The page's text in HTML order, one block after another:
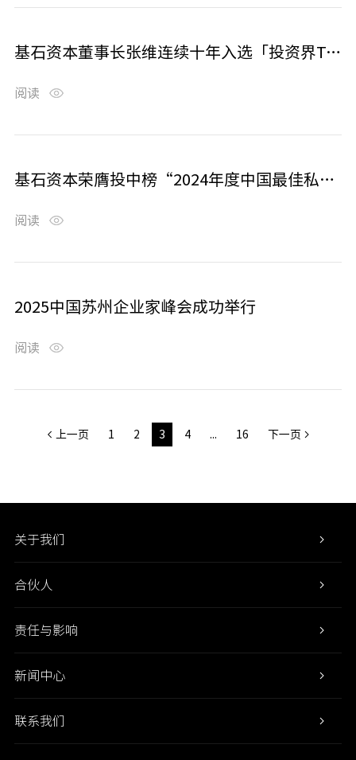
基石资本董事长张维连续十年入选「投资界TOP100」投资人榜单
阅读
基石资本荣膺投中榜“2024年度中国最佳私募股权投资机构TOP10”等多项大奖
阅读
2025中国苏州企业家峰会成功举行
阅读
上一页 1 2 3 4 ... 16 下一页
关于我们
合伙人
责任与影响
新闻中心
联系我们